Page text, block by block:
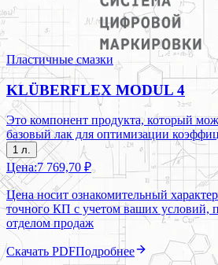
Пластичные смазки
KLÜBERFLEX MODUL 4
Это компонент продукта, который
базовый лак для оптимизации
1 л.
Цена:7 769,70 ₽
Цена носит ознакомительный
точного КП с учетом ваших условий,
отделом продаж
Скачать PDFПодробнее